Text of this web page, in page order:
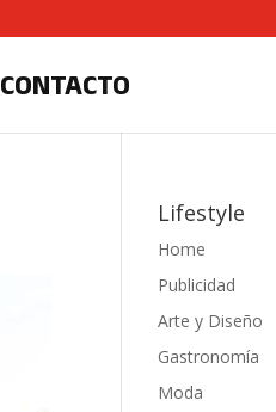
CONTACTO
Lifestyle
Home
Publicidad
Arte y Diseño
Gastronomía
Moda